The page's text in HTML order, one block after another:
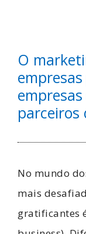
O
parceiros
No mundo
mais
gratificantes